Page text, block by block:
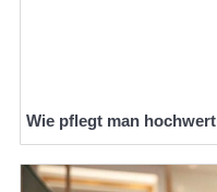
Wie pflegt man